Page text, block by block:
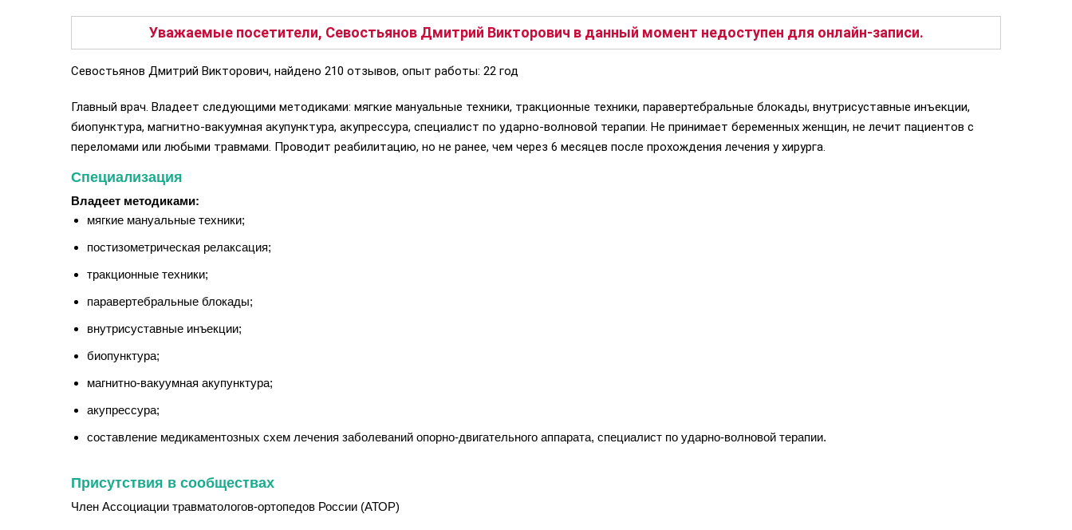
Уважаемые посетители, Севостьянов Дмитрий Викторович в данный момент недоступен для онлайн-записи.
Севостьянов Дмитрий Викторович, найдено 210 отзывов, опыт работы: 22 год
Главный врач. Владеет следующими методиками: мягкие мануальные техники, тракционные техники, паравертебральные блокады, внутрисуставные инъекции,
биопунктура, магнитно-вакуумная акупунктура, акупрессура, специалист по ударно-волновой терапии. Не принимает беременных женщин, не лечит пациентов с
переломами или любыми травмами. Проводит реабилитацию, но не ранее, чем через 6 месяцев после прохождения лечения у хирурга.
Специализация
Владеет методиками:
мягкие мануальные техники;
постизометрическая релаксация;
тракционные техники;
паравертебральные блокады;
внутрисуставные инъекции;
биопунктура;
магнитно-вакуумная акупунктура;
акупрессура;
составление медикаментозных схем лечения заболеваний опорно-двигательного аппарата, специалист по ударно-волновой терапии.
Присутствия в сообществах
Член Ассоциации травматологов-ортопедов России (АТОР)